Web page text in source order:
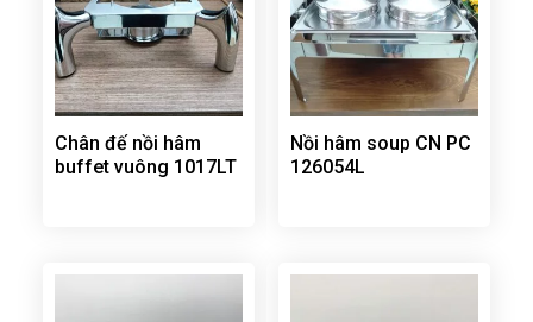
Chân đế nồi hâm
buffet vuông 1017LT
Nồi hâm soup CN PC
126054L